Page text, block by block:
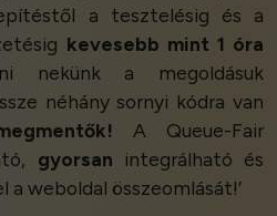
a tesztelésig és a
kevesebb mint 1 óra
nekünk a megoldásuk
néhány sornyi kódra van
A Queue-Fair
gyorsan integrálható és
a weboldal összeomlását!’